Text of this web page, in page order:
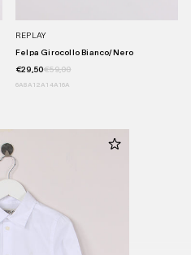
REPLAY
Felpa Girocollo Bianco/nero
€29,50€59,00
6A8A 12A 14A 16A